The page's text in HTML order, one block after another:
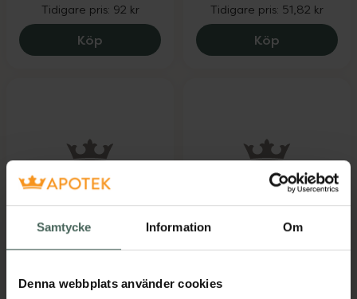
Samtycke Information Om
Denna webbplats använder cookies
Tidigare pris: 92 kr
Köp Kronans Apotek Radiant Retinol Oil
Tidigare pris: 51,82 kr
Köp Kronans
25%
4.6 av 5 i omdöme
Kronans Apotek
Serum Anti Age
För alla hudtyper 50 ml
4.5 av 5 i omdöme
Kronans Apotek 50+
Dagkräm
För mogen hud 50 ml